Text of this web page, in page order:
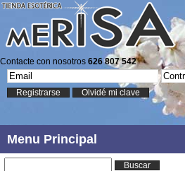
Contacte con nosotros 626 807 542
Registrarse
Olvidé mi clave
Menu Principal
Buscar